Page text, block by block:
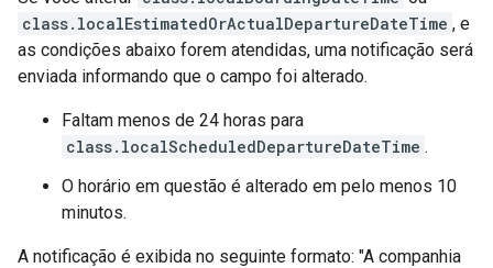
class.localEstimatedOrActualDepartureDateTime , e
as condições abaixo forem atendidas, uma notificação será
enviada informando que o campo foi alterado.
Faltam menos de 24 horas para
class.localScheduledDepartureDateTime .
O horário em questão é alterado em pelo menos 10
minutos.
A notificação é exibida no seguinte formato: "A companhia